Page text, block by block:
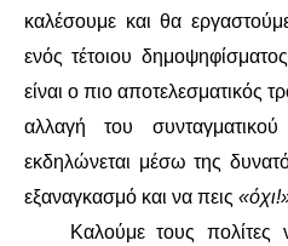
καλέσουμε και θα
ενός τέτοιου
είναι ο πιο αποτελεσματικός
αλλαγή του
εκδηλώνεται μέσω της
εξαναγκασμό και να πεις
Καλούμε τους